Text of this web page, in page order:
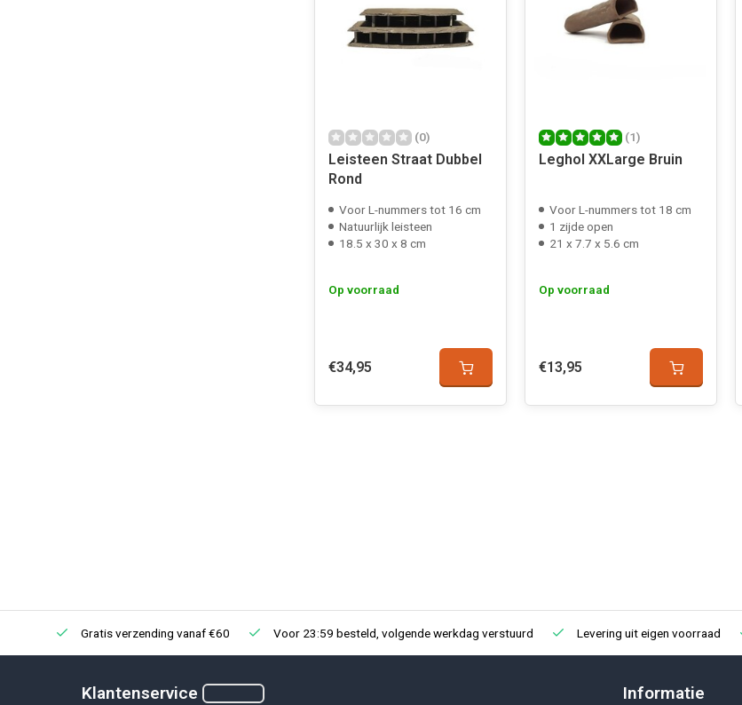
(0)
Leisteen Straat Dubbel
Rond
Voor L-nummers tot 16 cm
Natuurlijk leisteen
18.5 x 30 x 8 cm
Op voorraad
€34,95
(1)
Leghol XXLarge Bruin
Voor L-nummers tot 18 cm
1 zijde open
21 x 7.7 x 5.6 cm
Op voorraad
€13,95
Gratis verzending vanaf €60 Voor 23:59 besteld, volgende werkdag verstuurd Levering uit eigen voorraad
Klantenservice Informatie